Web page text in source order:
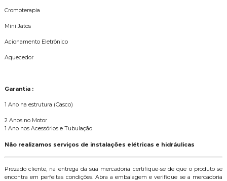
Cromoterapia
Mini Jatos
Acionamento Eletrônico
Aquecedor
Garantia :
1 Ano na estrutura (Casco)
2 Anos no Motor
1 Ano nos Acessórios e Tubulação
Não realizamos serviços de instalações elétricas e hidráulicas
Prezado cliente, na entrega da sua mercadoria certifique-se de que o produto se
encontra em perfeitas condições. Abra a embalagem e verifique se a mercadoria